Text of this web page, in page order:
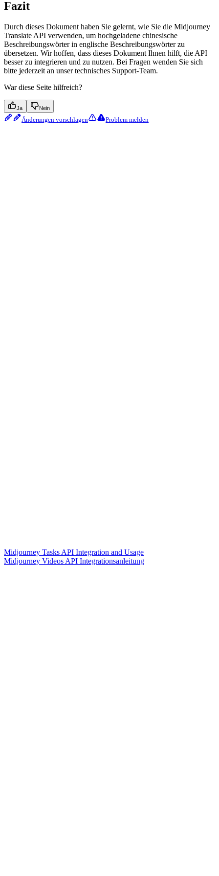
Fazit
Durch dieses Dokument haben Sie gelernt, wie Sie die Midjourney
Translate API verwenden, um hochgeladene chinesische
Beschreibungswörter in englische Beschreibungswörter zu
übersetzen. Wir hoffen, dass dieses Dokument Ihnen hilft, die API
besser zu integrieren und zu nutzen. Bei Fragen wenden Sie sich
bitte jederzeit an unser technisches Support-Team.
War diese Seite hilfreich?
Ja Nein
Änderungen vorschlagen Problem melden
Midjourney Tasks API Integration and Usage
Midjourney Videos API Integrationsanleitung